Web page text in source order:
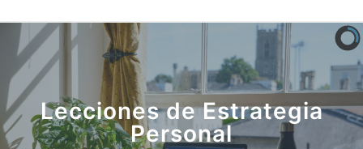
Lecciones de Estrategia
Personal